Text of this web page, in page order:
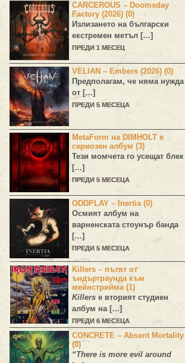
CARCEROUS – Doomsday
Factory (2026) (0)
Излизането на български
екстремен метъл […]
ПРЕДИ 1 МЕСЕЦ
VELIAN – Embers (2026) (0)
Предполагам, че няма нужда
от […]
ПРЕДИ 5 МЕСЕЦА
MetaForm на DIMHOLT е
сериозен албум (3)
Тези момчета го усещат блек
[…]
ПРЕДИ 5 МЕСЕЦА
ODDPLAY – Inertia (0)
Осмият албум на
варненската стоунър банда
[…]
ПРЕДИ 5 МЕСЕЦА
Killers – пътят от
ъндърграунда към
мейнстрийма (1)
Killers е вторият студиен
албум на […]
ПРЕДИ 6 МЕСЕЦА
CONCRETE – Absent Mortality
(0)
“There is more evil around